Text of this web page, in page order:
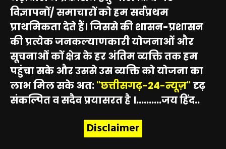
विज्ञापनों/ समाचारों को हम सर्वप्रथम
प्राथमिकता देते हैं। जिससे की शासन-प्रशासन
की प्रत्येक जनकल्याणकारी योजनाओं और
सूचनाओं कों क्षेत्र के हर अंतिम व्यक्ति तक हम
पहुंचा सके और उससे उस व्यक्ति को योजना का
लाभ मिल सके अत:"छत्तीसगढ़-24-न्यूज़"दृढ़
संकल्पित व सदैव प्रयासरत है ।..........जय हिंद..
Disclaimer